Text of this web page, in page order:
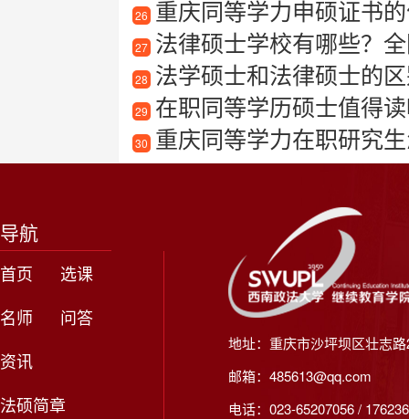
26 重庆同等学力申硕证书
27 法律硕士学校有哪些？
28 法学硕士和法律硕士的
29 在职同等学历硕士值得
30 重庆同等学力在职研究
导航
首页
选课
名师
问答
资讯
法硕简章
地址：重庆市沙坪坝区壮志
邮箱：485613@qq.com
电话：023-65207056 /